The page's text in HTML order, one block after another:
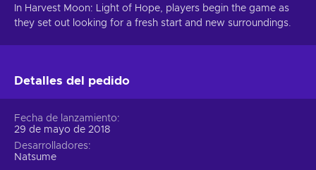
In Harvest Moon: Light of Hope, players begin the game as
they set out looking for a fresh start and new surroundings.
Detalles del pedido
Fecha de lanzamiento
29 de mayo de 2018
Desarrolladores
Natsume